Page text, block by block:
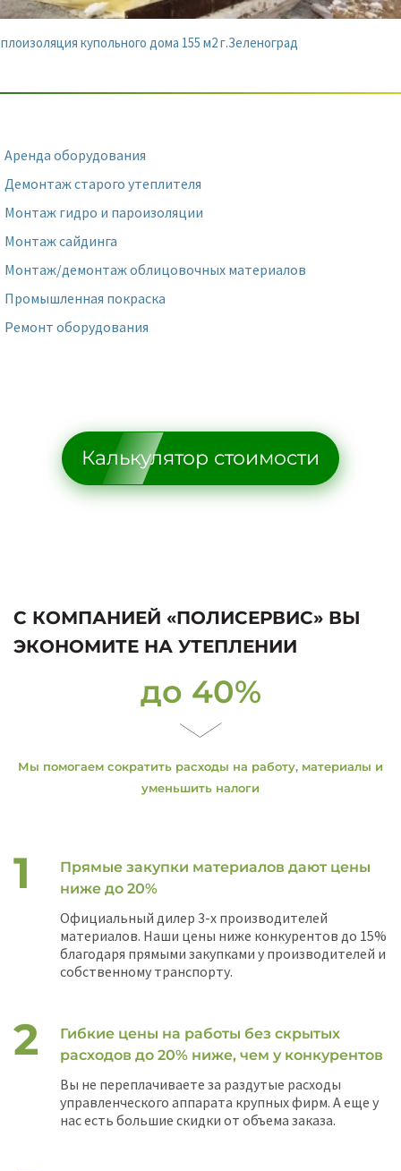
купольного дома 155 м2 г.Зеленоград
Аренда оборудования
Демонтаж старого утеплителя
Монтаж гидро и пароизоляции
Монтаж сайдинга
Монтаж/демонтаж облицовочных материалов
Промышленная покраска
Ремонт оборудования
Калькулятор стоимости
С КОМПАНИЕЙ «ПОЛИСЕРВИС» ВЫ
ЭКОНОМИТЕ НА УТЕПЛЕНИИ
до 40%
Мы помогаем сократить расходы на работу, материалы и
уменьшить налоги
Прямые закупки материалов дают цены
ниже до 20%
Официальный дилер 3-х производителей
материалов. Наши цены ниже конкурентов до 15%
благодаря прямыми закупками у производителей и
собственному транспорту.
Гибкие цены на работы без скрытых
расходов до 20% ниже, чем у конкурентов
Вы не переплачиваете за раздутые расходы
управленческого аппарата крупных фирм. А еще у
нас есть большие скидки от объема заказа.